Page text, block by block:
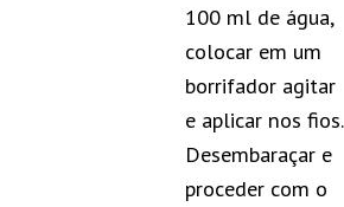
100 ml de água,
colocar em um
borrifador agitar
e aplicar nos fios.
Desembaraçar e
proceder com o